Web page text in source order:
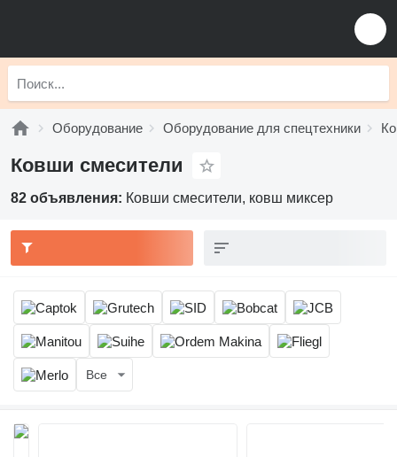
Оборудование Оборудование для спецтехники
Ковши смесители
82 объявления: Ковши смесители, ковш миксер
Все